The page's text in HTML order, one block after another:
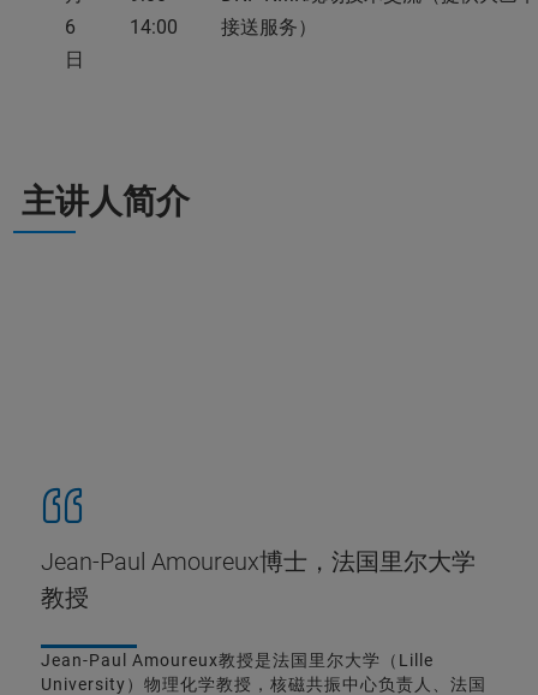
6
日
14:00
接送服务）
主讲人简介
Jean-Paul Amoureux博士，法国里尔大学
教授
Jean-Paul Amoureux教授是法国里尔大学（Lille
University）物理化学教授，核磁共振中心负责人、法国